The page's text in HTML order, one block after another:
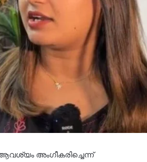
അംഗീകരിച്ചെന്ന്